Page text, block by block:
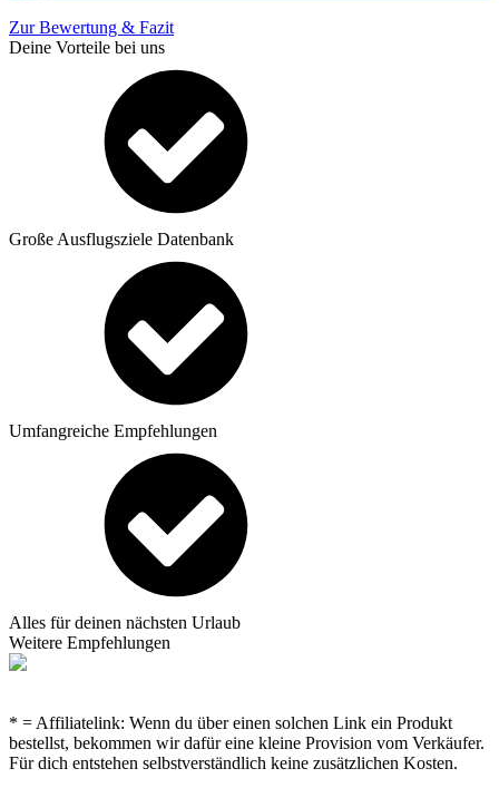
Zur Bewertung & Fazit
Deine Vorteile bei uns
Große Ausflugsziele Datenbank
Umfangreiche Empfehlungen
Alles für deinen nächsten Urlaub
Weitere Empfehlungen
* = Affiliatelink: Wenn du über einen solchen Link ein Produkt
bestellst, bekommen wir dafür eine kleine Provision vom Verkäufer.
Für dich entstehen selbstverständlich keine zusätzlichen Kosten.